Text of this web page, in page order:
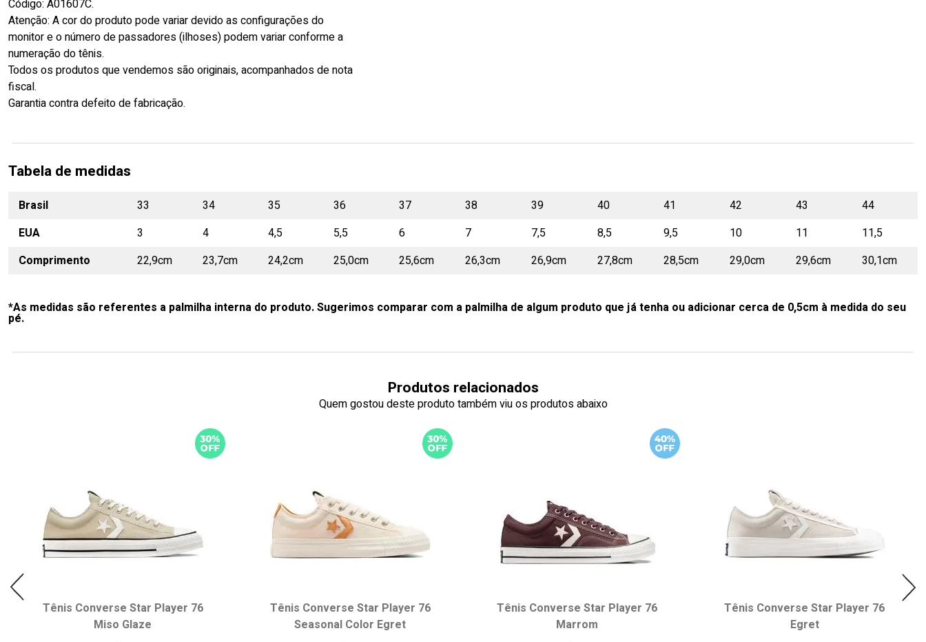
Código: A01607C.
Atenção: A cor do produto pode variar devido as configurações do
monitor e o número de passadores (ilhoses) podem variar conforme a
numeração do tênis.
Todos os produtos que vendemos são originais, acompanhados de nota
fiscal.
Garantia contra defeito de fabricação.
Tabela de medidas
Brasil 33 34 35 36 37 38 39 40 41 42 43
44
EUA
3 4 4,5 5,5 6 7 7,5 8,5 9,5 10 11
11,5
Comprimento
22,9cm 23,7cm 24,2cm 25,0cm 25,6cm 26,3cm 26,9cm 27,8cm 28,5cm 29,0cm 29,6cm 30,1cm
*As medidas são referentes a palmilha interna do produto. Sugerimos comparar com a palmilha de algum produto que já tenha ou adicionar cerca de 0,5cm à medida do seu
pé.
Produtos relacionados
Quem gostou deste produto também viu os produtos abaixo
Tênis Converse Star Player 76
Miso Glaze
Tênis Converse Star Player 76
Seasonal Color Egret
Tênis Converse Star Player 76
Marrom
Tênis Converse Star Player 76
Egret